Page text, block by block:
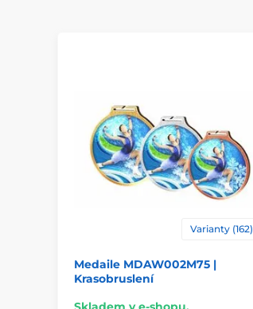
Varianty (162)
Medaile MDAW002M75 |
Krasobruslení